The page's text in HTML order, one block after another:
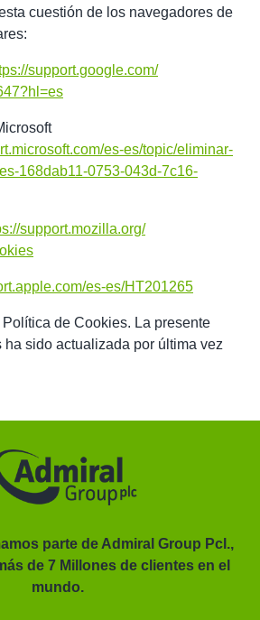
cuestión de los navegadores de
support.google.com/
es-es/topic/eliminar-
168dab11-0753-043d-7c16-
support.mozilla.org/
es-es/HT201265
de Cookies. La presente
ha sido actualizada por última vez
parte de Admiral Group Pcl.,
de 7 Millones de clientes en el
mundo.